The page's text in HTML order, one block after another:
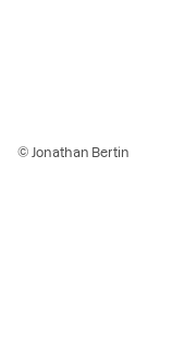
© Jonathan Bertin